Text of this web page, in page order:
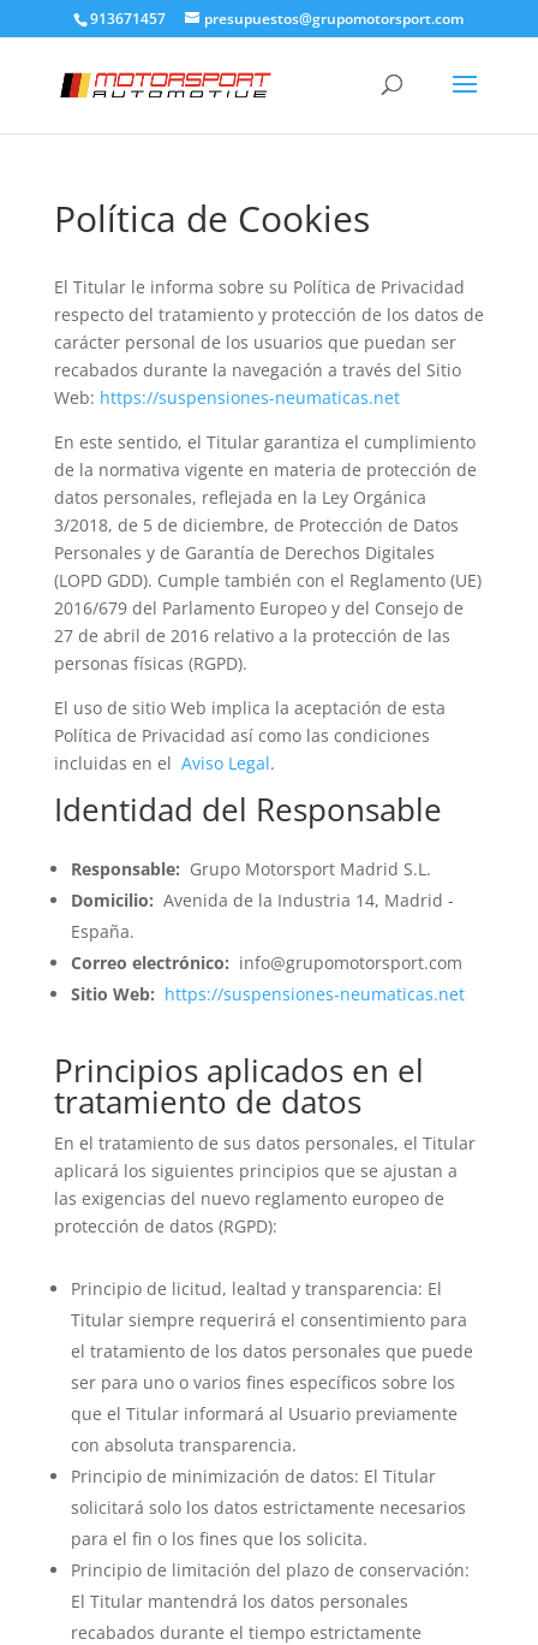
913671457 presupuestos@grupomotorsport.com
Política de Cookies
El Titular le informa sobre su Política de Privacidad
respecto del tratamiento y protección de los datos de
carácter personal de los usuarios que puedan ser
recabados durante la navegación a través del Sitio
Web: https://suspensiones-neumaticas.net
En este sentido, el Titular garantiza el cumplimiento
de la normativa vigente en materia de protección de
datos personales, reflejada en la Ley Orgánica
3/2018, de 5 de diciembre, de Protección de Datos
Personales y de Garantía de Derechos Digitales
(LOPD GDD). Cumple también con el Reglamento (UE)
2016/679 del Parlamento Europeo y del Consejo de
27 de abril de 2016 relativo a la protección de las
personas físicas (RGPD).
El uso de sitio Web implica la aceptación de esta
Política de Privacidad así como las condiciones
incluidas en el Aviso Legal.
Identidad del Responsable
Responsable: Grupo Motorsport Madrid S.L.
Domicilio: Avenida de la Industria 14, Madrid -
España.
Correo electrónico: info@grupomotorsport.com
Sitio Web: https://suspensiones-neumaticas.net
Principios aplicados en el
tratamiento de datos
En el tratamiento de sus datos personales, el Titular
aplicará los siguientes principios que se ajustan a
las exigencias del nuevo reglamento europeo de
protección de datos (RGPD):
Principio de licitud, lealtad y transparencia: El
Titular siempre requerirá el consentimiento para
el tratamiento de los datos personales que puede
ser para uno o varios fines específicos sobre los
que el Titular informará al Usuario previamente
con absoluta transparencia.
Principio de minimización de datos: El Titular
solicitará solo los datos estrictamente necesarios
para el fin o los fines que los solicita.
Principio de limitación del plazo de conservación:
El Titular mantendrá los datos personales
recabados durante el tiempo estrictamente